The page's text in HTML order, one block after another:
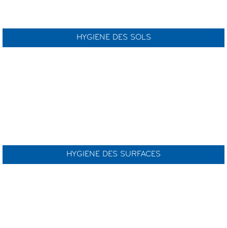
HYGIENE DES SOLS
HYGIENE DES SURFACES